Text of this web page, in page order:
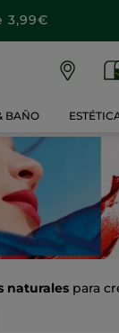
3,99€
BAÑO
naturales para